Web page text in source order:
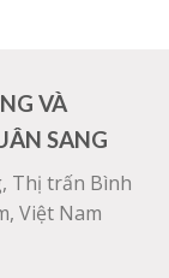
VÀ
SANG
Thị trấn Bình
Việt Nam